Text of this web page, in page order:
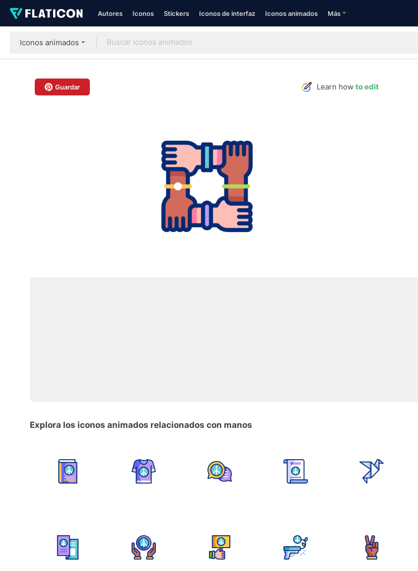
Autores Iconos Stickers Iconos de interfaz Iconos animados Más
Iconos animados
Guardar Learn how to edit
Explora los iconos animados relacionados con manos